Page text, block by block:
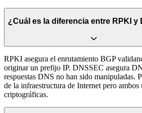
¿Cuál es la diferencia entre RPKI y
RPKI asegura el enrutamiento BGP
originar un prefijo IP. DNSSEC asegura
respuestas DNS no han sido manipuladas.
de la infraestructura de Internet pero
criptográficas.